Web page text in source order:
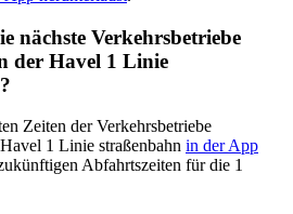
nächste Verkehrsbetriebe
der Havel 1 Linie
Zeiten der Verkehrsbetriebe
1 Linie straßenbahn in der App
Abfahrtszeiten für die 1